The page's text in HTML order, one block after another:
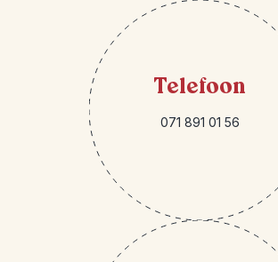
Telefoon
071 891 01 56